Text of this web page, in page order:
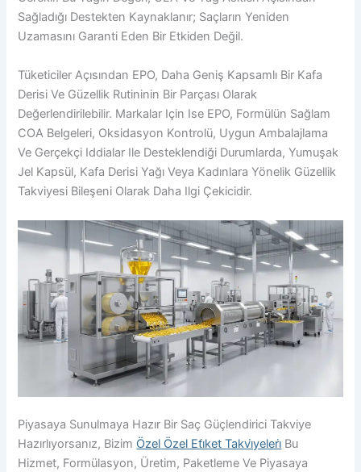
Sağladığı Destekten Kaynaklanır; Saçların Yeniden
Uzamasını Garanti Eden Bir Etkiden Değil.
Tüketiciler Açısından EPO, Daha Geniş Kapsamlı Bir Kafa
Derisi Ve Güzellik Rutininin Bir Parçası Olarak
Değerlendirilebilir. Markalar Için Ise EPO, Formülün Sağlam
COA Belgeleri, Oksidasyon Kontrolü, Uygun Ambalajlama
Ve Gerçekçi Iddialar Ile Desteklendiği Durumlarda, Yumuşak
Jel Kapsül, Kafa Derisi Yağı Veya Kadınlara Yönelik Güzellik
Takviyesi Bileşeni Olarak Daha Ilgi Çekicidir.
Piyasaya Sunulmaya Hazır Bir Saç Güçlendirici Takviye
Hazırlıyorsanız, Bizim Özel Özel Eti̇ket Takvi̇yeleri̇ Bu
Hizmet, Formülasyon, Üretim, Paketleme Ve Piyasaya